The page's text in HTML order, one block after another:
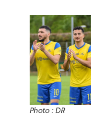
Photo : DR